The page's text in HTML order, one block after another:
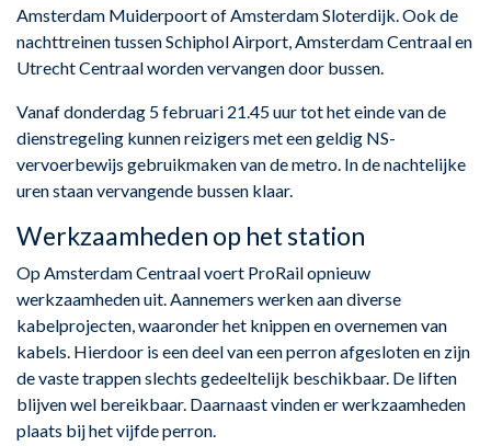
Amsterdam Muiderpoort of Amsterdam Sloterdijk. Ook de
nachttreinen tussen Schiphol Airport, Amsterdam Centraal en
Utrecht Centraal worden vervangen door bussen.
Vanaf donderdag 5 februari 21.45 uur tot het einde van de
dienstregeling kunnen reizigers met een geldig NS-
vervoerbewijs gebruikmaken van de metro. In de nachtelijke
uren staan vervangende bussen klaar.
Werkzaamheden op het station
Op Amsterdam Centraal voert ProRail opnieuw
werkzaamheden uit. Aannemers werken aan diverse
kabelprojecten, waaronder het knippen en overnemen van
kabels. Hierdoor is een deel van een perron afgesloten en zijn
de vaste trappen slechts gedeeltelijk beschikbaar. De liften
blijven wel bereikbaar. Daarnaast vinden er werkzaamheden
plaats bij het vijfde perron.